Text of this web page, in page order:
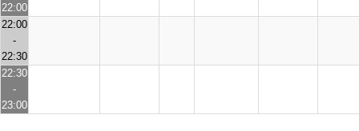
22:00
22:00
-
22:30
22:30
-
23:00